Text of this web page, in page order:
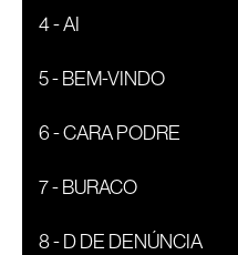
4 - AI
5 - BEM-VINDO
6 - CARA PODRE
7 - BURACO
8 - D DE DENÚNCIA